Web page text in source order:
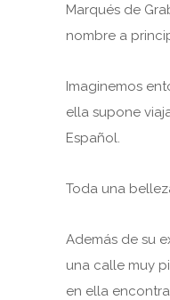
Marqués de
nombre a
Imaginemos
ella supone
Español.
Toda una
Además de su
una calle muy
en ella